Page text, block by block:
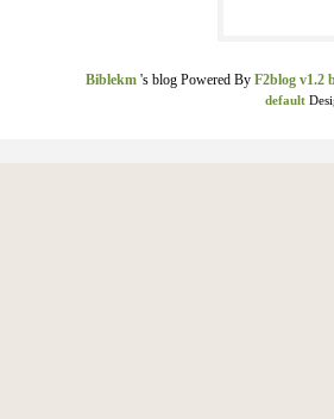
Biblekm 's blog Powered By F2blog v1.2
default